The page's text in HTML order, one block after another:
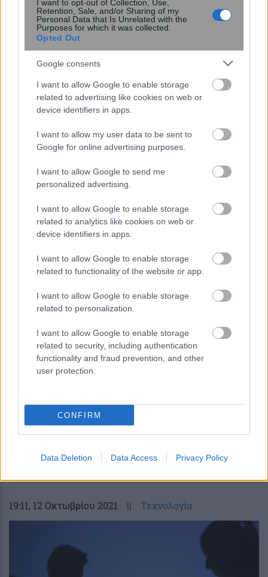
I want to opt-out of Collection, Use,
Retention, Sale, and/or Sharing of my
Personal Data that Is Unrelated with the
Purposes for which it was collected.
Opted Out
Google consents
I want to allow Google to enable storage
related to advertising like cookies on web or
device identifiers in apps.
I want to allow my user data to be sent to
Google for online advertising purposes.
I want to allow Google to send me
personalized advertising.
I want to allow Google to enable storage
related to analytics like cookies on web or
device identifiers in apps.
I want to allow Google to enable storage
related to functionality of the website or app.
I want to allow Google to enable storage
related to personalization.
I want to allow Google to enable storage
related to security, including authentication
functionality and fraud prevention, and other
user protection.
CONFIRM
Data Deletion Data Access Privacy Policy
Χιονοδρομικό κέντρο Παρνασσού:
Ανοίγουν τα σαλέ και οι εξωτερικοί
χώροι
«Νέο Εξοικονομώ»: Σε λειτουργία η
πρέπει να γνωρίζετε
19:11, 12 Οκτωβρίου 2021 || Τεχνολογία